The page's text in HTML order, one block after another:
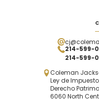
214-599-
214-599-
Coleman
Ley de
Derecho
6060 North